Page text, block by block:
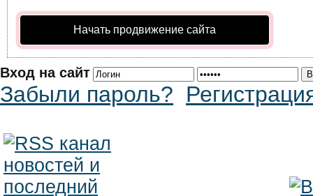
Начать продвижение сайта
Вход на сайт
Забыли пароль?